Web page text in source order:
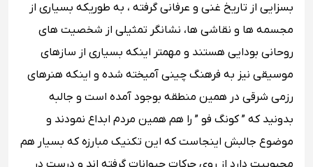
بسزایی از تاریخ غنی و عرفانی گرفته ، به طوریکه بسیاری از
مجسمه‌ ها و نقاشی ‌ها، نشانگر تمثیلی از شخصیت ‌های
روحانی بودایی هستند و مهمتر اینکه بسیاری از سازهای
موسیقی نیز به فرهنگ چینی آمیخته شده و اینکه هنرهای
رزمی شرقی در همین منطقه بوجود آمده است و جالبه
بدونید که ” کونگ فو ” را هم همین مردم ابداع نمودند و
موضوع جالبش اینجاست که این تکنیک مبارزه که بسیار هم
محبوبیت دارد از روی حرکات حیوانات گرفته اند و درست در